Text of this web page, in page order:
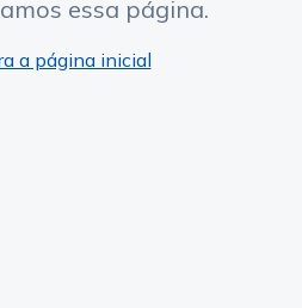
essa página.
a página inicial